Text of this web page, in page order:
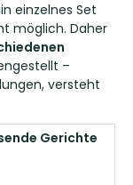
einzelnes Set
möglich. Daher
–
versteht
Gerichte